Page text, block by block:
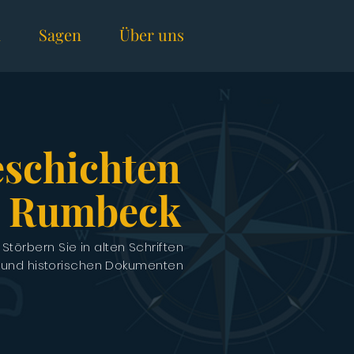
Sagen Über uns
Störbern Sie in alten Schriften
und historischen Dokumenten
Rumbeck